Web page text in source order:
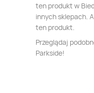
ten produkt w
innych sklepach.
ten produkt.
Przeglądaj
Parkside!